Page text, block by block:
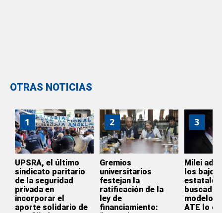
OTRAS NOTICIAS
1
UPSRA, el último
sindicato paritario
de la seguridad
privada en
incorporar el
aporte solidario de
2
Gremios
universitarios
festejan la
ratificación de la
ley de
financiamiento:
3
Milei
los
estatales
buscado
modelo y
ATE lo